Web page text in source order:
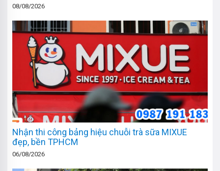
08/08/2026
Nhận thi công bảng hiệu chuỗi trà sữa MIXUE
đẹp, bền TPHCM
06/08/2026